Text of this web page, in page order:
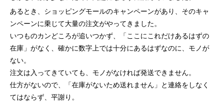
あるとき、ショッピングモールのキャンペーンがあり、そのキャ
ンペーンに乗じて大量の注文がやってきました。
いつものカンどころが追いつかず、「ここにこれだけあるはずの
在庫」がなく、確かに数字上では十分にあるはずなのに、モノが
ない。
注文は入ってきていても、モノがなければ発送できません。
仕方がないので、「在庫がないため送れません」と連絡をしなく
てはならず、平謝り。